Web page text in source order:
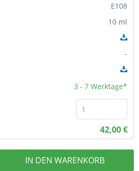
E108
10 ml
-
3 - 7 Werktage*
42,00 €
IN DEN WARENKORB